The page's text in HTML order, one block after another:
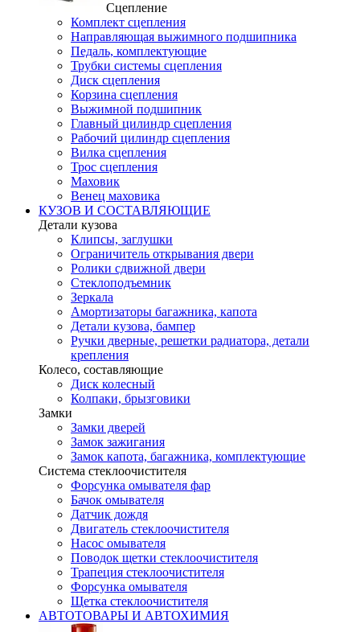
Сцепление
Комплект сцепления
Направляющая выжимного подшипника
Педаль, комплектующие
Трубки системы сцепления
Диск сцепления
Корзина сцепления
Выжимной подшипник
Главный цилиндр сцепления
Рабочий цилиндр сцепления
Вилка сцепления
Трос сцепления
Маховик
Венец маховика
КУЗОВ И СОСТАВЛЯЮЩИЕ
Детали кузова
Клипсы, заглушки
Ограничитель открывания двери
Ролики сдвижной двери
Стеклоподъемник
Зеркала
Амортизаторы багажника, капота
Детали кузова, бампер
Ручки дверные, решетки радиатора, детали
крепления
Колесо, составляющие
Диск колесный
Колпаки, брызговики
Замки
Замки дверей
Замок зажигания
Замок капота, багажника, комплектующие
Система стеклоочистителя
Форсунка омывателя фар
Бачок омывателя
Датчик дождя
Двигатель стеклоочистителя
Насос омывателя
Поводок щетки стеклоочистителя
Трапеция стеклоочистителя
Форсунка омывателя
Щетка стеклоочистителя
АВТОТОВАРЫ И АВТОХИМИЯ